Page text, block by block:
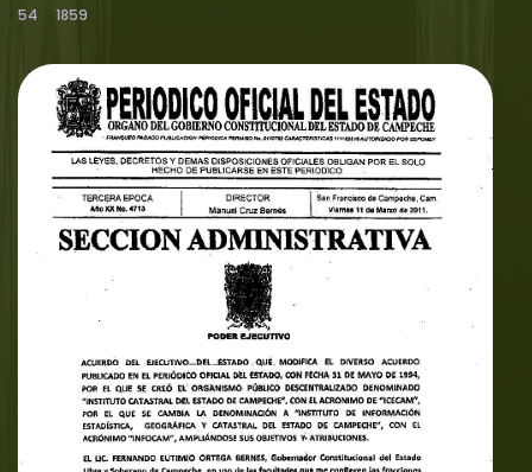
54 1859